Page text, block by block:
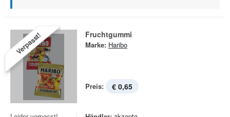
Verpasst! Fruchtgummi
Marke: Haribo
Preis: € 0,65